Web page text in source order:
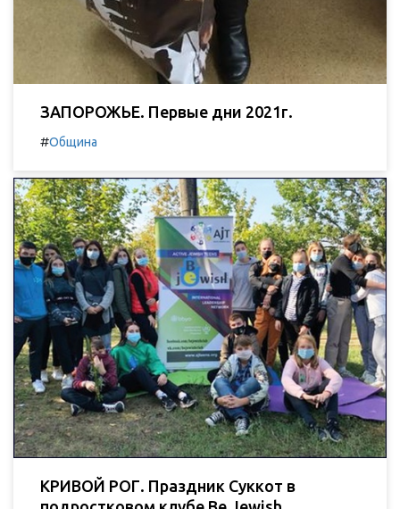
ЗАПОРОЖЬЕ. Первые дни 2021г.
#Община
КРИВОЙ РОГ. Праздник Суккот в